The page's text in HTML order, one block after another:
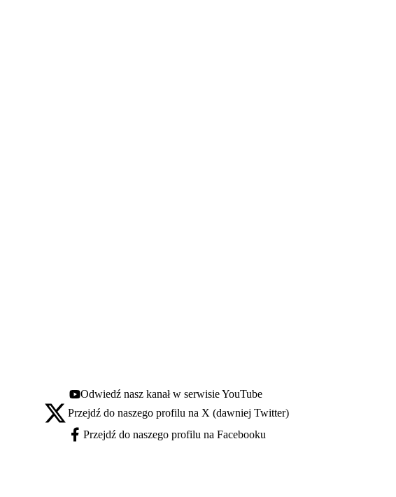
Youtube - otwiera się w nowej karcie
Odwiedź nasz kanał w serwisie YouTube
X - otwiera się w nowej karcie
Przejdź do naszego profilu na X (dawniej Twitter)
Facebook - otwiera się w nowej karcie
Przejdź do naszego profilu na Facebooku